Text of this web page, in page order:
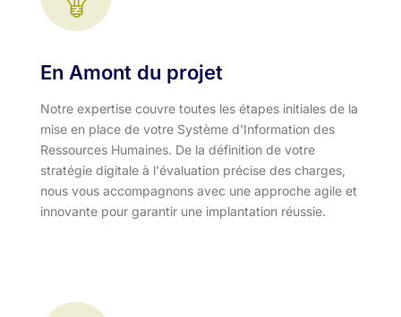
En Amont du projet
Notre expertise couvre toutes les étapes initiales de la
mise en place de votre Système d'Information des
Ressources Humaines. De la définition de votre
stratégie digitale à l'évaluation précise des charges,
nous vous accompagnons avec une approche agile et
innovante pour garantir une implantation réussie.